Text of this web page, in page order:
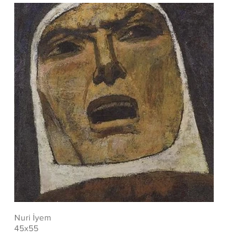
Nuri İyem
45x55